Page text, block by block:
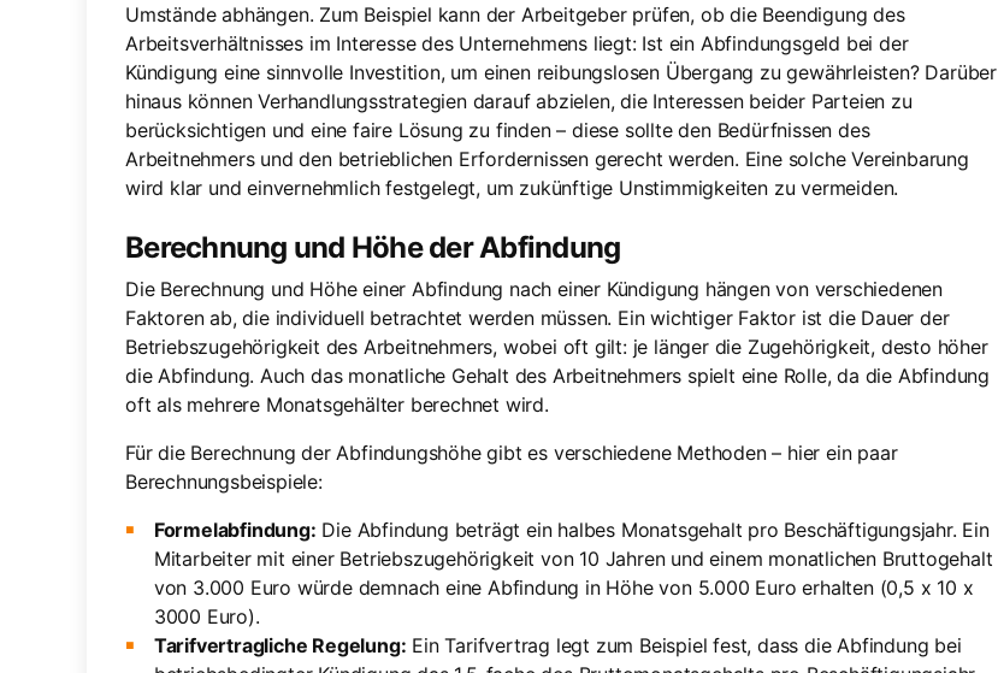
Umstände abhängen. Zum Beispiel kann der Arbeitgeber prüfen, ob die Beendigung des
Arbeitsverhältnisses im Interesse des Unternehmens liegt: Ist ein Abfindungsgeld bei der
Kündigung eine sinnvolle Investition, um einen reibungslosen Übergang zu gewährleisten? Darüber
hinaus können Verhandlungsstrategien darauf abzielen, die Interessen beider Parteien zu
berücksichtigen und eine faire Lösung zu finden – diese sollte den Bedürfnissen des
Arbeitnehmers und den betrieblichen Erfordernissen gerecht werden. Eine solche Vereinbarung
wird klar und einvernehmlich festgelegt, um zukünftige Unstimmigkeiten zu vermeiden.
Berechnung und Höhe der Abfindung
Die Berechnung und Höhe einer Abfindung nach einer Kündigung hängen von verschiedenen
Faktoren ab, die individuell betrachtet werden müssen. Ein wichtiger Faktor ist die Dauer der
Betriebszugehörigkeit des Arbeitnehmers, wobei oft gilt: je länger die Zugehörigkeit, desto höher
die Abfindung. Auch das monatliche Gehalt des Arbeitnehmers spielt eine Rolle, da die Abfindung
oft als mehrere Monatsgehälter berechnet wird.
Für die Berechnung der Abfindungshöhe gibt es verschiedene Methoden – hier ein paar
Berechnungsbeispiele:
Formelabfindung: Die Abfindung beträgt ein halbes Monatsgehalt pro Beschäftigungsjahr. Ein
Mitarbeiter mit einer Betriebszugehörigkeit von 10 Jahren und einem monatlichen Bruttogehalt
von 3.000 Euro würde demnach eine Abfindung in Höhe von 5.000 Euro erhalten (0,5 x 10 x
3000 Euro).
Tarifvertragliche Regelung: Ein Tarifvertrag legt zum Beispiel fest, dass die Abfindung bei